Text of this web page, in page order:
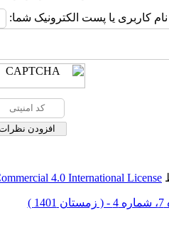
نام کاربری یا پست الکترونیک شما:
4.0 International License
)